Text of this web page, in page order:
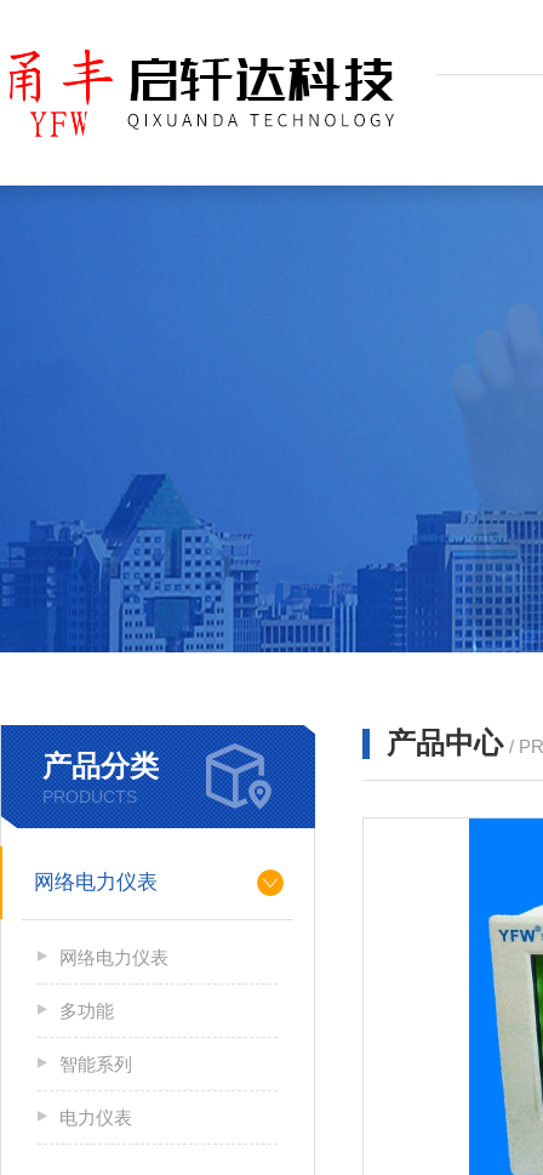
产品分类
PRODUCTS
网络电力仪表
网络电力仪表
多功能
智能系列
电力仪表
产品中心 /